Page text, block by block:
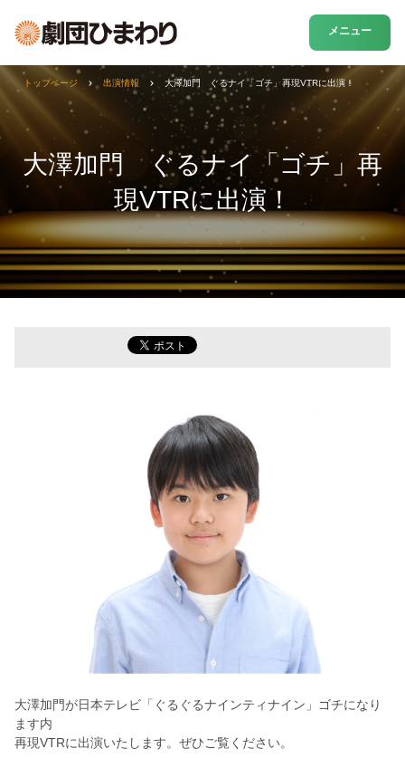
メニュー
大澤加門 ぐるナイ「ゴチ」再
現VTRに出演！
トップページ 出演情報 大澤加門 ぐるナイ「ゴチ」再現VTRに出演！
大澤加門が日本テレビ「 ぐるぐるナインティナイン」ゴチになり
ます内
再現VTRに出演いたします。ぜひご覧ください。